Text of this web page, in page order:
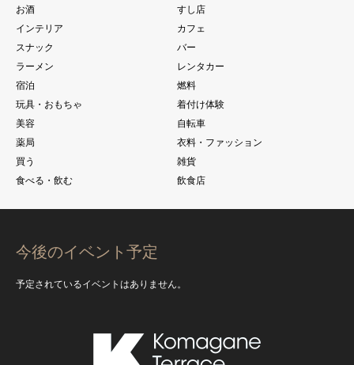
お酒
すし店
インテリア
カフェ
スナック
バー
ラーメン
レンタカー
宿泊
燃料
玩具・おもちゃ
着付け体験
美容
自転車
薬局
衣料・ファッション
買う
雑貨
食べる・飲む
飲食店
今後のイベント予定
予定されているイベントはありません。